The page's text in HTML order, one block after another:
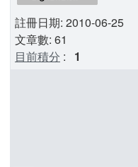
註冊日期: 2010-06-25
文章數: 61
目前積分 : 1